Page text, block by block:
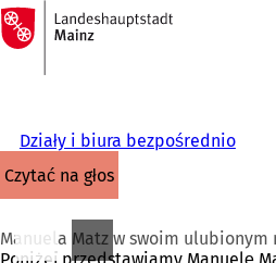
Przejdź do treści
Do
strony
głównej
Działy i biura bezpośrednio
czytać na głos
Manuela Matz w swoim ulubionym